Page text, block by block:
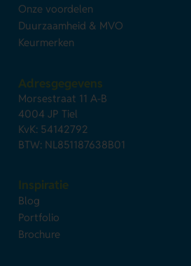
Onze voordelen
Duurzaamheid & MVO
Keurmerken
Adresgegevens
Morsestraat 11 A-B
4004 JP Tiel
KvK: 54142792
BTW: NL851187638B01
Inspiratie
Blog
Portfolio
Brochure